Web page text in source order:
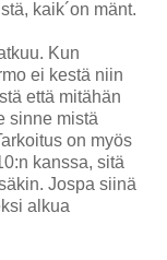
kaik´on mänt.
Kun
ei kestä niin
että mitähän
sinne mistä
on myös
kanssa, sitä
Jospa siinä
alkua